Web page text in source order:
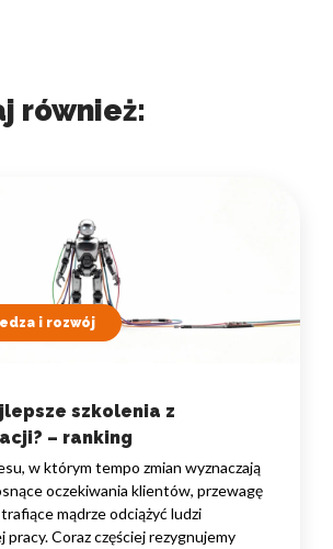
również:
i rozwój
szkolenia z
– ranking
w którym tempo zmian wyznaczają
oczekiwania klientów, przewagę
mądrze odciążyć ludzi
pracy. Coraz częściej rezygnujemy